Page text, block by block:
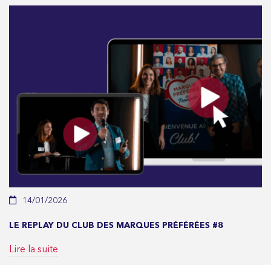
14/01/2026
LE REPLAY DU CLUB DES MARQUES PRÉFÉRÉES #8
Lire la suite